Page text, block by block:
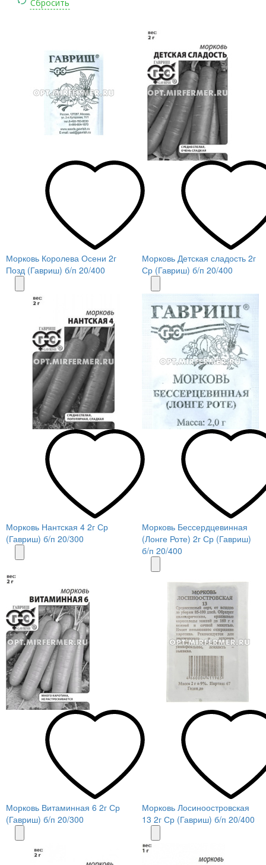
Морковь Королева Осени 2г
Позд (Гавриш) б/п 20/400
Морковь Детская сладость 2г
Ср (Гавриш) б/п 20/400
Морковь Нантская 4 2г Ср
(Гавриш) б/п 20/300
Морковь Бессердцевинная
(Лонге Роте) 2г Ср (Гавриш)
б/п 20/400
Морковь Витаминная 6 2г Ср
(Гавриш) б/п 20/300
Морковь Лосиноостровская
13 2г Ср (Гавриш) б/п 20/400